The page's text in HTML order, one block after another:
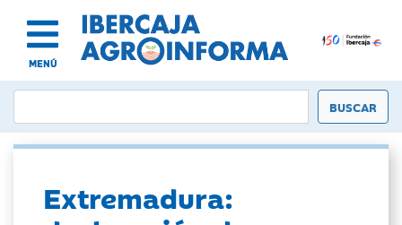
MENÚ
Extremadura: